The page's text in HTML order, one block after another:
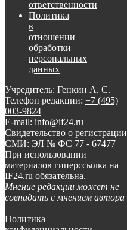
ответственности
Политика
в
отношении
обработки
персональных
данных
Учредитель: Генкин А. С.
Телефон редакции: +7 (495)
003-9824
E-mail: info@if24.ru
Свидетельство о регистрации
СМИ: ЭЛ № ФС 77 - 67477
При использовании
материалов гиперссылка на
IF24.ru обязательна.
Мнение редакции может не
совпадать с мнением автора
Политика